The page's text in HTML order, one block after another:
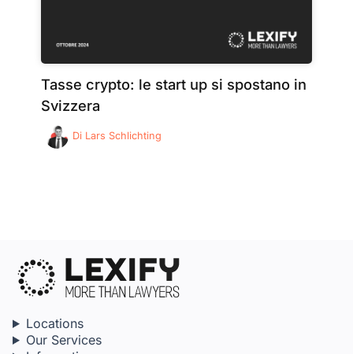
Tasse crypto: le start up si spostano in
Svizzera
Di Lars Schlichting
Locations
Our Services